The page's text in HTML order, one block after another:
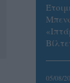
05/08/